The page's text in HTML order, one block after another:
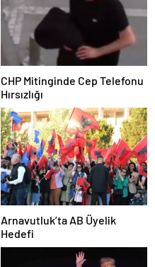
CHP Mitinginde Cep Telefonu
Hırsızlığı
Arnavutluk’ta AB Üyelik
Hedefi